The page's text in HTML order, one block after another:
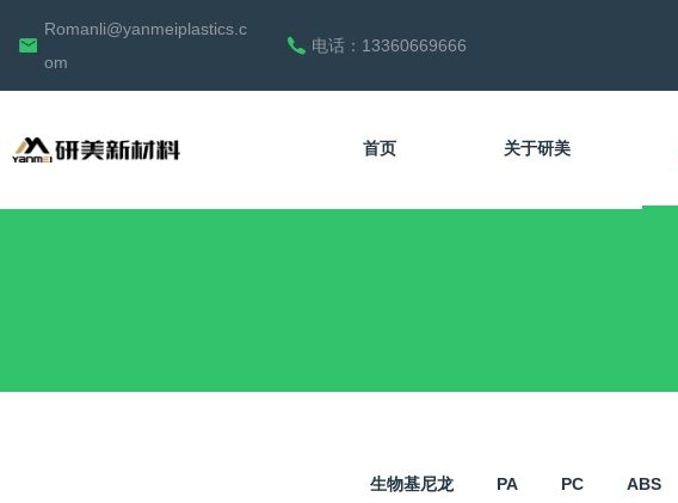
Romanli@yanmeiplastics.c
om
电话：13360669666
首页 关于研美
生物基尼龙 PA PC ABS